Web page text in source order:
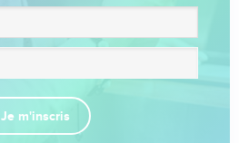
Je m'inscris